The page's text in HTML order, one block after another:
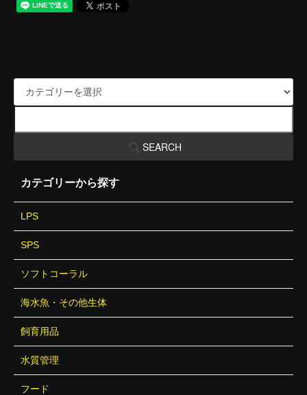
SEARCH
カテゴリーから探す
LPS
SPS
ソフトコーラル
海水魚・その他生体
飼育用品
水質管理
フード